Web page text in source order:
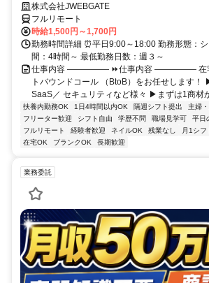
株式会社JWEBGATE
フルリモート
時給1,500円～1,700円
勤務時間詳細 ⏰平日9:00～18:00 勤務形態：
間：4時間～ 最低勤務日数：週３～
仕事内容 ――――― ⏩仕事内容 ――――― 在宅
トバウンドコール （BtoB）をお任せします！
SaaS／ セキュリティなど様々 ▶まずは1商材
扶養内勤務OK 1日4時間以内OK 隔週シフト提出 主婦
フリーター歓迎
シフト自由 学歴不問 職場見学可 平日
フルリモート
経験者歓迎 ネイルOK 残業なし 月1シフ
在宅OK
ブランクOK 長期歓迎
業務委託